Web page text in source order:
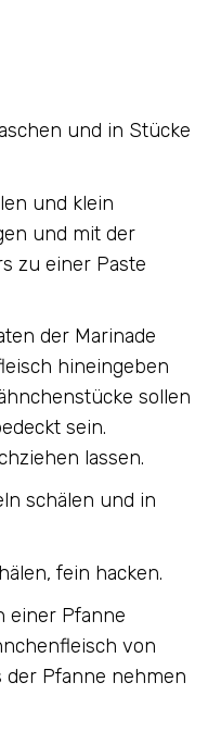
und in Stücke
und klein
und mit der
zu einer Paste
der Marinade
hineingeben
sollen
sein.
lassen.
schälen und in
fein hacken.
einer Pfanne
von
der Pfanne nehmen